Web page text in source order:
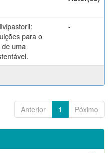
para o
uma
-
Anterior 1 Póximo